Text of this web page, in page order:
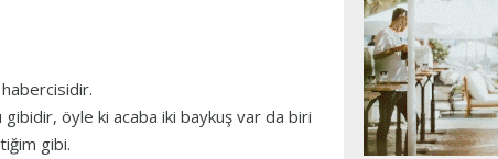
habercisidir.
gibidir, öyle ki acaba iki baykuş var da biri
gibi.